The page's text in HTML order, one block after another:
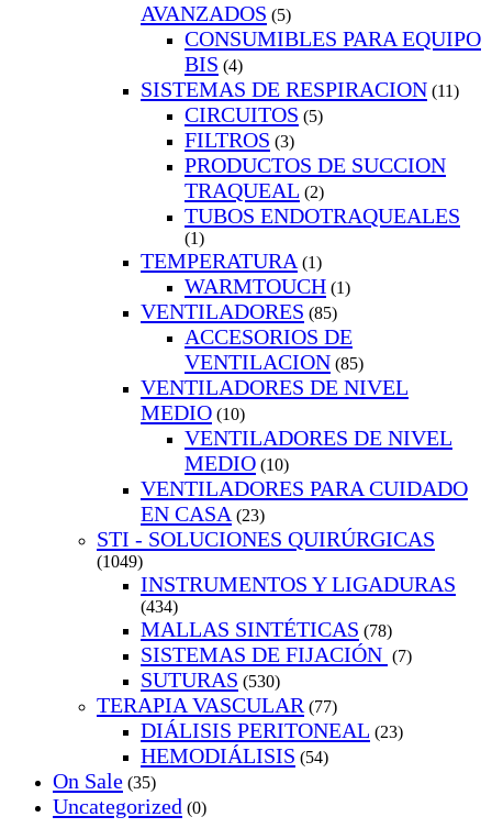
AVANZADOS (5)
CONSUMIBLES PARA EQUIPO
BIS (4)
SISTEMAS DE RESPIRACION (11)
CIRCUITOS (5)
FILTROS (3)
PRODUCTOS DE SUCCION
TRAQUEAL (2)
TUBOS ENDOTRAQUEALES
(1)
TEMPERATURA (1)
WARMTOUCH (1)
VENTILADORES (85)
ACCESORIOS DE
VENTILACION (85)
VENTILADORES DE NIVEL
MEDIO (10)
VENTILADORES DE NIVEL
MEDIO (10)
VENTILADORES PARA CUIDADO
EN CASA (23)
STI - SOLUCIONES QUIRÚRGICAS
(1049)
INSTRUMENTOS Y LIGADURAS
(434)
MALLAS SINTÉTICAS (78)
SISTEMAS DE FIJACIÓN (7)
SUTURAS (530)
TERAPIA VASCULAR (77)
DIÁLISIS PERITONEAL (23)
HEMODIÁLISIS (54)
On Sale (35)
Uncategorized (0)